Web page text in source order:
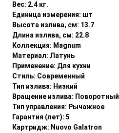
Вес: 2.4 кг.
Единица измерения: шт
Высота излива, см: 13.7
Длина излива, см: 22.8
Коллекция: Magnum
Материал: Латунь
Применение: Для кухни
Стиль: Современный
Тип излива: Низкий
Вращение излива: Поворотный
Тип управления: Рычажное
Гарантия (лет): 5
Картридж: Nuovo Galatron